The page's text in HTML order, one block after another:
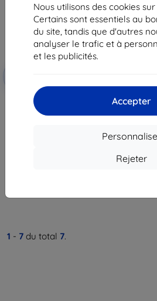
Nous utilisons des cookies
Certains sont essentiels au
du site, tandis que d'autres
analyser le trafic et à
et les publicités.
Accepter
Rejeter
coupon
Câble de charge USB Tactical
pour Amazfit GTR2/GTS2, Zepp
e/z, T-Rex Pro (57983102721)
1 - 7 du total 7.